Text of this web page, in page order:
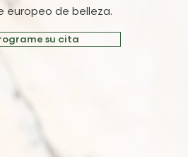
europeo de belleza.
su cita